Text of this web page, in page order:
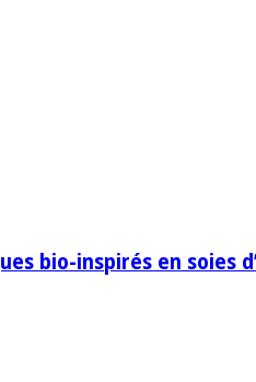
bio-inspirés en soies